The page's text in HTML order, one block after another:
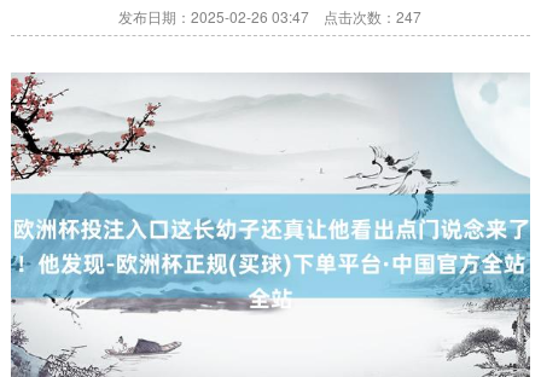
发布日期：2025-02-26 03:47 点击次数：247